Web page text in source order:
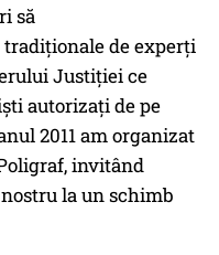
să
de experți
Justiției ce
autorizați de pe
2011 am organizat
invitând
la un schimb